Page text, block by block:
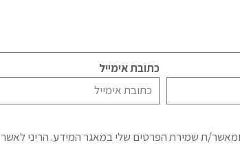
כתובת אימייל
ת שמירת הפרטים שלי במאגר המידע. הריני לאשר